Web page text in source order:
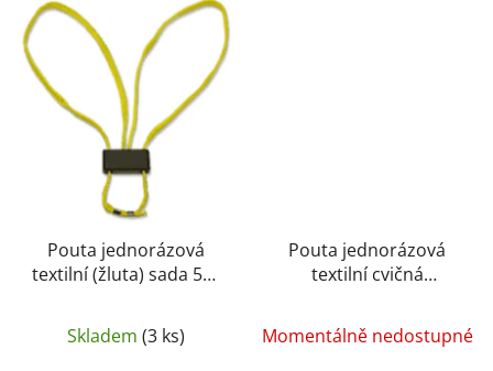
Pouta jednorázová
textilní (žluta) sada 5ks
Skladem (3 ks)
Pouta jednorázová
textilní cvičná
ESP
Momentálně nedostupné